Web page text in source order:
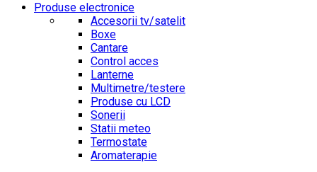
Produse electronice
Accesorii tv/satelit
Boxe
Cantare
Control acces
Lanterne
Multimetre/testere
Produse cu LCD
Sonerii
Statii meteo
Termostate
Aromaterapie